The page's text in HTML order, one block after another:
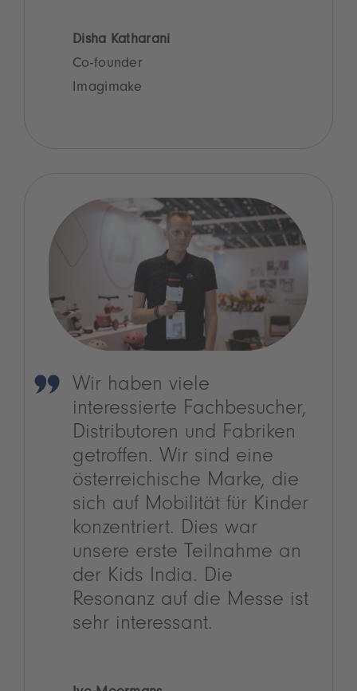
Disha Katharani
Co-founder
Imagimake
Wir haben viele
interessierte Fachbesucher,
Distributoren und Fabriken
getroffen. Wir sind eine
österreichische Marke, die
sich auf Mobilität für Kinder
konzentriert. Dies war
unsere erste Teilnahme an
der Kids India. Die
Resonanz auf die Messe ist
sehr interessant.